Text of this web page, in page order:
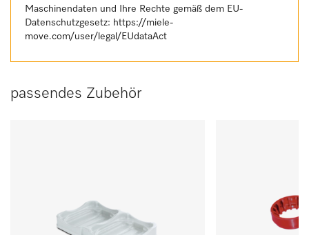
Maschinendaten und Ihre Rechte gemäß dem EU-
Datenschutzgesetz: https://miele-
move.com/user/legal/EUdataAct
passendes Zubehör